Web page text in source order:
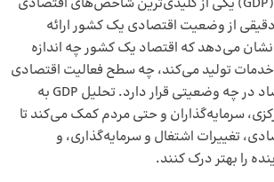
از وضعیت اقتصادی یک کشور ارائه
می‌دهد که اقتصاد یک کشور چه اندازه
خدمات تولید می‌کند، چه سطح فعالیت اقتصادی
در جریان است و اقتصاد در چه وضعیتی قرار دارد. تحلیل GDP به
سرمایه‌گذاران و حتی مردم کمک می‌کند تا
تغییرات اشتغال و سرمایه‌گذاری، و
را بهتر درک کنند.